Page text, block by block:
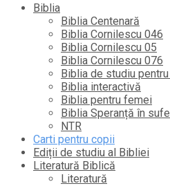
Biblia
Biblia Centenară
Biblia Cornilescu 046
Biblia Cornilescu 05
Biblia Cornilescu 076
Biblia de studiu
Biblia interactivă
Biblia pentru femei
Biblia Speranță în
NTR
Carti pentru copii
Ediții de studiu al Bibliei
Literatură Biblică
Literatură